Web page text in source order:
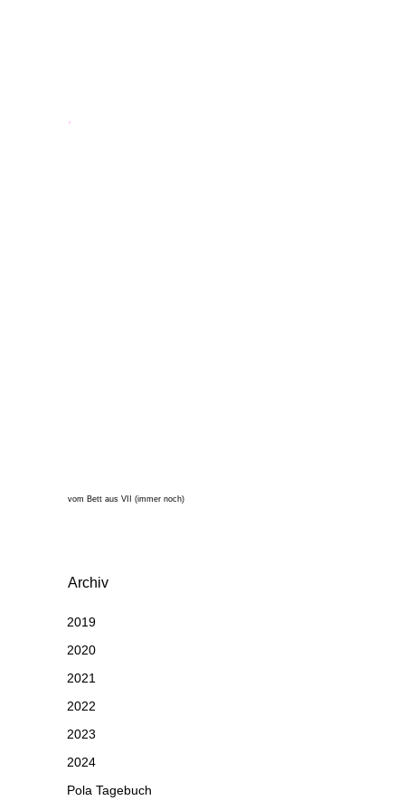
vom Bett aus VII (immer noch)
Archiv
2019
2020
2021
2022
2023
2024
Pola Tagebuch